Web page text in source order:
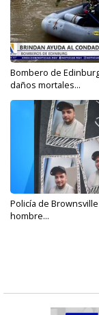
Bombero de
daños mortales...
Policía de
hombre...